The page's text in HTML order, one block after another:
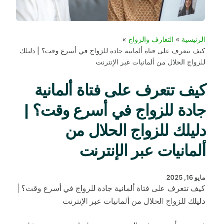
الرئيسية
التعارف والزواج
كيف تتعرف على فتاة ألمانية جادة للزواج في أسرع وقت؟ | دليلك
للزواج الحلال من ألمانيات عبر الإنترنت
كيف تتعرف على فتاة ألمانية
جادة للزواج في أسرع وقت؟ |
دليلك للزواج الحلال من
ألمانيات عبر الإنترنت
مايو 16, 2025
كيف تتعرف على فتاة ألمانية جادة للزواج في أسرع وقت؟ |
دليلك للزواج الحلال من ألمانيات عبر الإنترنت